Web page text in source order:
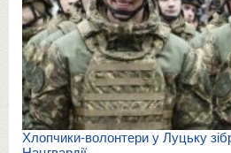
Хлопчики-волонтери у Луцьку